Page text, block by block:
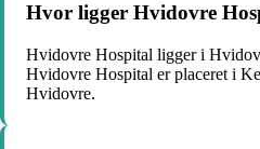
Hvor ligger Hvidovre
Hvidovre Hospital ligger i
Hvidovre Hospital er placeret i
Hvidovre.